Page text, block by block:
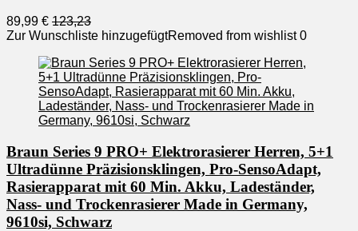
89,99 € 123,23
Zur Wunschliste hinzugefügtRemoved from wishlist 0
Braun Series 9 PRO+ Elektrorasierer Herren, 5+1
Ultradünne Präzisionsklingen, Pro-SensoAdapt,
Rasierapparat mit 60 Min. Akku, Ladeständer,
Nass- und Trockenrasierer Made in Germany,
9610si, Schwarz